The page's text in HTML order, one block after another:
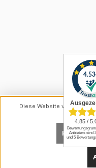
Diese Website verwendet